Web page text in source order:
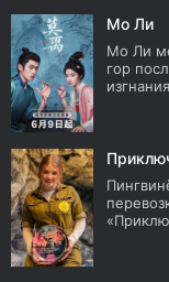
Мо Ли
Мо Ли
гор